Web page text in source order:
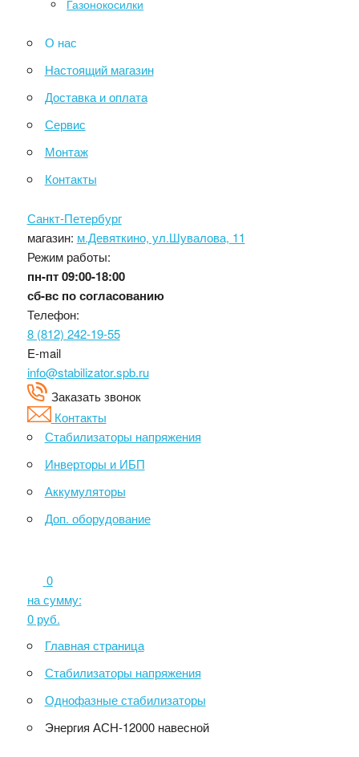
Газонокосилки
О нас
Настоящий магазин
Доставка и оплата
Сервис
Монтаж
Контакты
Санкт-Петербург
магазин: м.Девяткино, ул.Шувалова, 11
Режим работы:
пн-пт09:00-18:00
сб-вс по согласованию
Телефон:
8 (812) 242-19-55
E-mail
info@stabilizator.spb.ru
Заказать звонок
Контакты
Стабилизаторы напряжения
Инверторы и ИБП
Аккумуляторы
Доп. оборудование
0
на сумму:
0руб.
Главная страница
Стабилизаторы напряжения
Однофазные стабилизаторы
Энергия АСН-12000 навесной